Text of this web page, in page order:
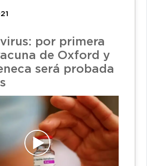
por primera
de Oxford y
será probada